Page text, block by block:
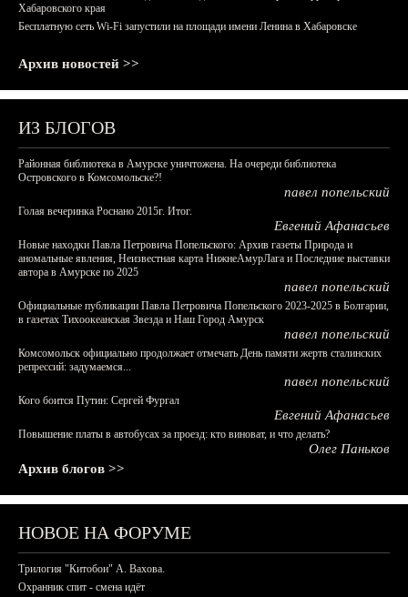
Хабаровского края
Бесплатную сеть Wi-Fi запустили на площади имени Ленина в Хабаровске
Архив новостей >>
ИЗ БЛОГОВ
Районная библиотека в Амурске уничтожена. На очереди библиотека
Островского в Комсомольске?!
павел попельский
Голая вечеринка Роснано 2015г. Итог.
Евгений Афанасьев
Новые находки Павла Петровича Попельского: Архив газеты Природа и
аномальные явления, Неизвестная карта НижнеАмурЛага и Последние выставки
автора в Амурске по 2025
павел попельский
Официальные публикации Павла Петровича Попельского 2023-2025 в Болгарии,
в газетах Тихоокеанская Звезда и Наш Город Амурск
павел попельский
Комсомольск официально продолжает отмечать День памяти жертв сталинских
репрессий: задумаемся...
павел попельский
Кого боится Путин: Сергей Фургал
Евгений Афанасьев
Повышение платы в автобусах за проезд: кто виноват, и что делать?
Олег Паньков
Архив блогов >>
НОВОЕ НА ФОРУМЕ
Трилогия "Китобои" А. Вахова.
Охранник спит - смена идёт